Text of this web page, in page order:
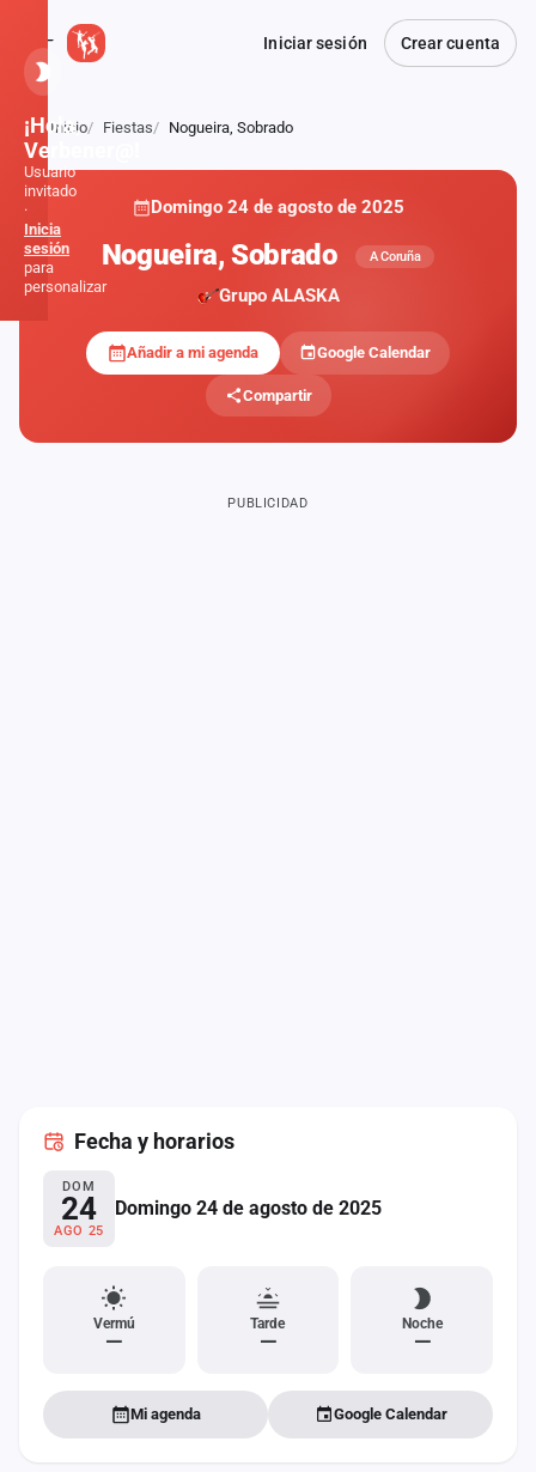
Iniciar sesión Crear cuenta
Atrás
Inicio Fiestas Nogueira, Sobrado
Domingo 24 de agosto de 2025
Nogueira, Sobrado A Coruña
Grupo ALASKA
Añadir a mi agenda Google Calendar
Compartir
PUBLICIDAD
Fecha y horarios
DOM
24
AGO 25
Domingo 24 de agosto de 2025
Vermú
—
Tarde
—
Noche
—
Mi agenda Google Calendar
¡Hola,
Verbener@!
Usuario
invitado
·
Inicia
sesión
para
personalizar
Administración
Contacto